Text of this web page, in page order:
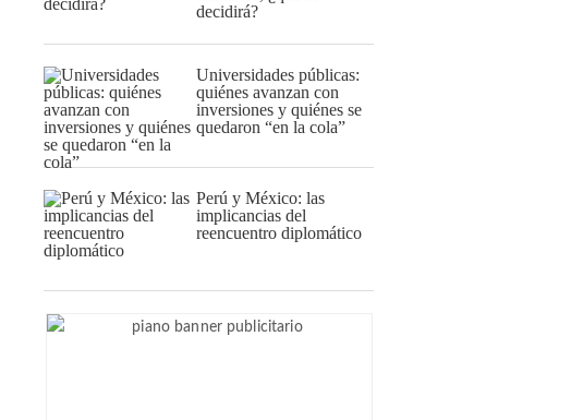
decidirá?
Universidades públicas:
quiénes avanzan con
inversiones y quiénes se
quedaron “en la cola”
Perú y México: las
implicancias del
reencuentro diplomático